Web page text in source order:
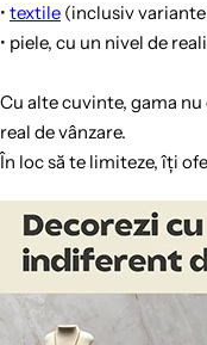
• textile (inclusiv
• piele, cu un nivel de
Cu alte cuvinte, gama
real de vânzare.
În loc să te limiteze, îți